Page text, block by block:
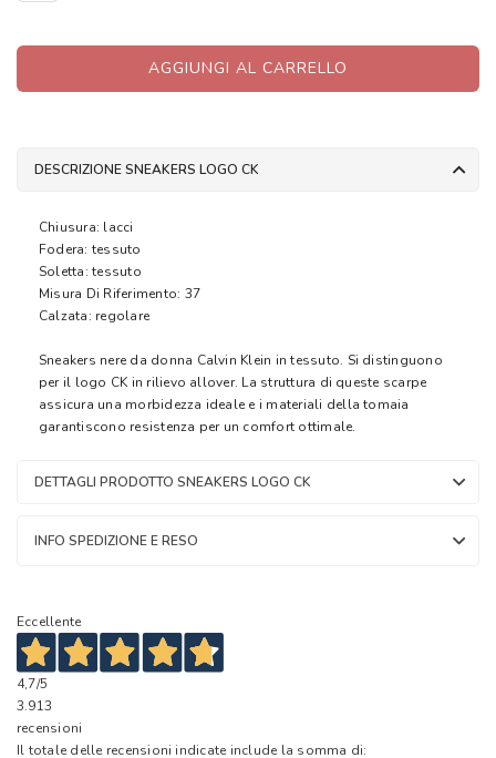
AGGIUNGI AL CARRELLO
DESCRIZIONE SNEAKERS LOGO CK
Chiusura: lacci
Fodera: tessuto
Soletta: tessuto
Misura Di Riferimento: 37
Calzata: regolare
Sneakers nere da donna Calvin Klein in tessuto. Si distinguono
per il logo CK in rilievo allover. La struttura di queste scarpe
assicura una morbidezza ideale e i materiali della tomaia
garantiscono resistenza per un comfort ottimale.
DETTAGLI PRODOTTO SNEAKERS LOGO CK
INFO SPEDIZIONE E RESO
Eccellente
4,7/5
3.913
recensioni
Il totale delle recensioni indicate include la somma di: